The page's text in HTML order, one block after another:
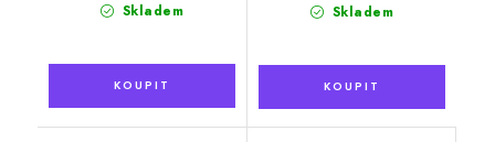
Skladem Skladem